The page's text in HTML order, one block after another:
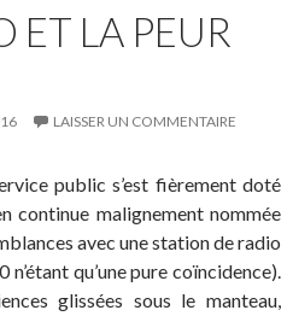
ET LA PEUR
LAISSER UN COMMENTAIRE
public s’est fièrement doté
continue malignement nommée
avec une station de radio
qu’une pure coïncidence).
glissées sous le manteau,